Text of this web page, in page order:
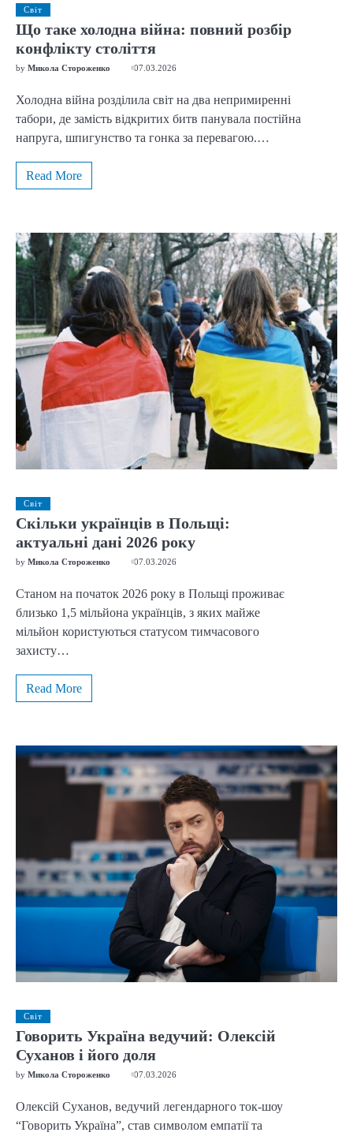
Світ
Що таке холодна війна: повний розбір
конфлікту століття
by Микола Стороженко 07.03.2026
Холодна війна розділила світ на два непримиренні
табори, де замість відкритих битв панувала постійна
напруга, шпигунство та гонка за перевагою.…
Read More
Світ
Скільки українців в Польщі:
актуальні дані 2026 року
by Микола Стороженко 07.03.2026
Станом на початок 2026 року в Польщі проживає
близько 1,5 мільйона українців, з яких майже
мільйон користуються статусом тимчасового
захисту…
Read More
Світ
Говорить Україна ведучий: Олексій
Суханов і його доля
by Микола Стороженко 07.03.2026
Олексій Суханов, ведучий легендарного ток-шоу
“Говорить Україна”, став символом емпатії та